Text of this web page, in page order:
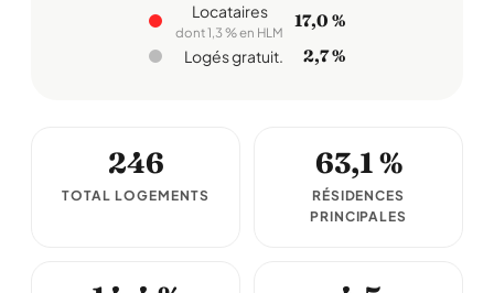
Locataires
dont 1,3 % en HLM
17,0 %
Logés gratuit. 2,7 %
246
TOTAL LOGEMENTS
63,1 %
RÉSIDENCES
PRINCIPALES